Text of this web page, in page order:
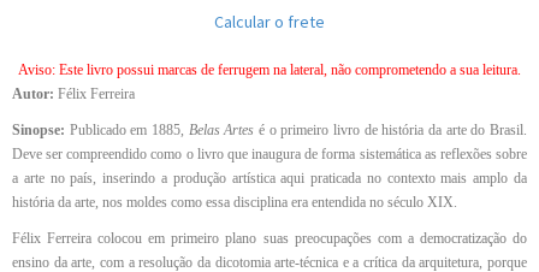
Calcular o frete
Aviso: Este livro possui marcas de ferrugem na lateral, não comprometendo a sua leitura.
Autor: Félix Ferreira
Sinopse: Publicado em 1885, Belas Artes é o primeiro livro de história da arte do Brasil.
Deve ser compreendido como o livro que inaugura de forma sistemática as reflexões sobre
a arte no país, inserindo a produção artística aqui praticada no contexto mais amplo da
história da arte, nos moldes como essa disciplina era entendida no século XIX.
Félix Ferreira colocou em primeiro plano suas preocupações com a democratização do
ensino da arte, com a resolução da dicotomia arte-técnica e a crítica da arquitetura, porque